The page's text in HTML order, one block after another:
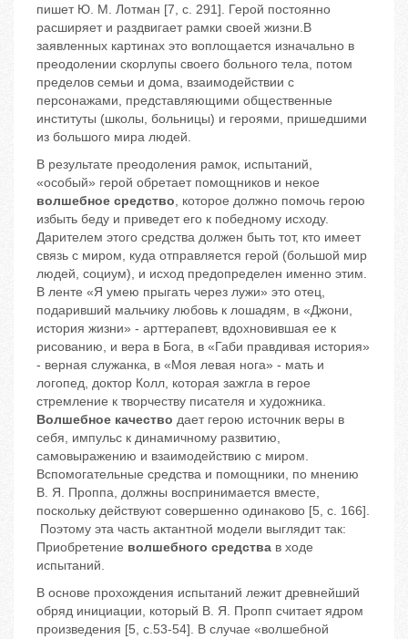
пишет Ю. М. Лотман [7, с. 291]. Герой постоянно
расширяет и раздвигает рамки своей жизни.В
заявленных картинах это воплощается изначально в
преодолении скорлупы своего больного тела, потом
пределов семьи и дома, взаимодействии с
персонажами, представляющими общественные
институты (школы, больницы) и героями, пришедшими
из большого мира людей.
В результате преодоления рамок, испытаний,
«особый» герой обретает помощников и некое
волшебное средство, которое должно помочь герою
избыть беду и приведет его к победному исходу.
Дарителем этого средства должен быть тот, кто имеет
связь с миром, куда отправляется герой (большой мир
людей, социум), и исход предопределен именно этим.
В ленте «Я умею прыгать через лужи» это отец,
подаривший мальчику любовь к лошадям, в «Джони,
история жизни» - арттерапевт, вдохновившая ее к
рисованию, и вера в Бога, в «Габи правдивая история»
- верная служанка, в «Моя левая нога» - мать и
логопед, доктор Колл, которая зажгла в герое
стремление к творчеству писателя и художника.
Волшебное качество дает герою источник веры в
себя, импульс к динамичному развитию,
самовыражению и взаимодействию с миром.
Вспомогательные средства и помощники, по мнению
В. Я. Проппа, должны воспринимается вместе,
поскольку действуют совершенно одинаково [5, с. 166].
Поэтому эта часть актантной модели выглядит так:
Приобретение волшебного средства в ходе
испытаний.
В основе прохождения испытаний лежит древнейший
обряд инициации, который В. Я. Пропп считает ядром
произведения [5, c.53-54]. В случае «волшебной